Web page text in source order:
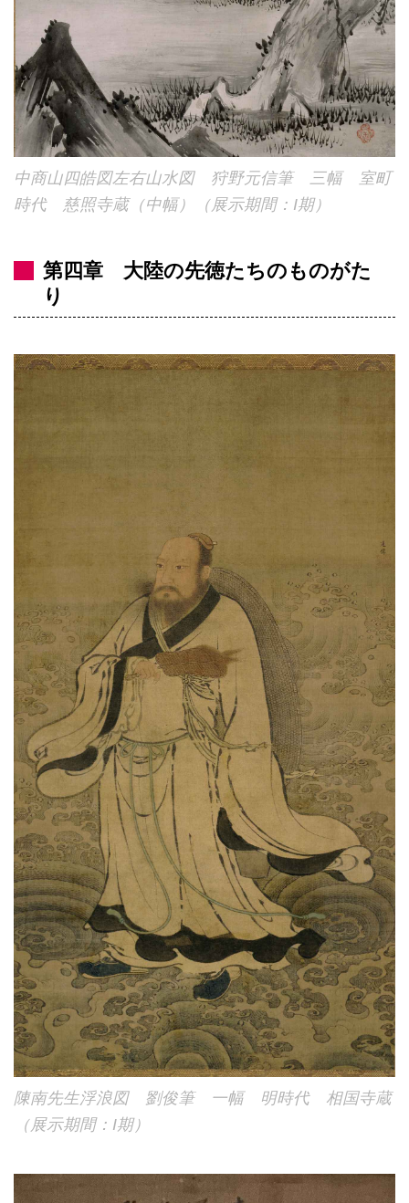
中商山四皓図左右山水図 狩野元信筆 三幅 室町
時代 慈照寺蔵（中幅）（展示期間：I期）
第四章 大陸の先徳たちのものがた
り
陳南先生浮浪図 劉俊筆 一幅 明時代 相国寺蔵
（展示期間：I期）